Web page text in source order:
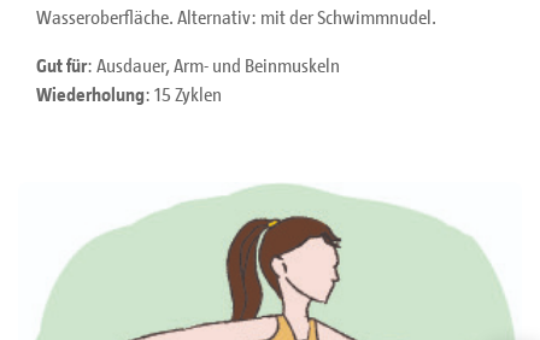
Wasseroberfläche. Alternativ: mit der Schwimmnudel.
Gut für: Ausdauer, Arm- und Beinmuskeln
Wiederholung: 15 Zyklen